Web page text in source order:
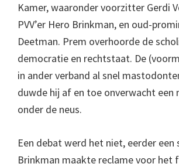
Kamer, waaronder voorzitter Gerdi
PVV’er Hero Brinkman, en oud-
Deetman. Prem overhoorde de
democratie en rechtstaat. De
in ander verband al snel
duwde hij af en toe onverwacht een
onder de neus.
Een debat werd het niet, eerder een
Brinkman maakte reclame voor het